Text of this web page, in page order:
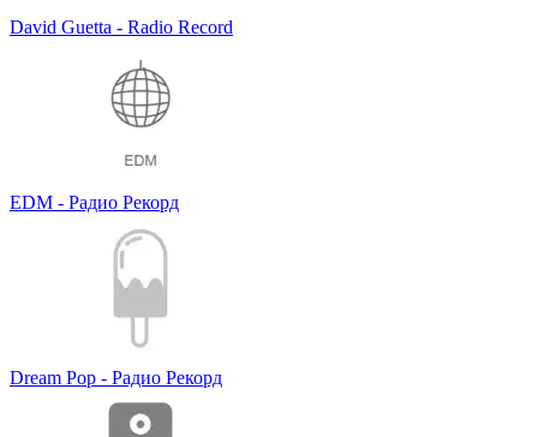
David Guetta - Radio Record
EDM - Радио Рекорд
Dream Pop - Радио Рекорд